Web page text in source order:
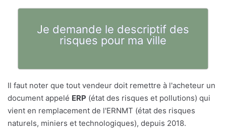
Je demande le descriptif des
risques pour ma ville
Il faut noter que tout vendeur doit remettre à l'acheteur un
document appelé ERP (état des risques et pollutions) qui
vient en remplacement de l'ERNMT (état des risques
naturels, miniers et technologiques), depuis 2018.